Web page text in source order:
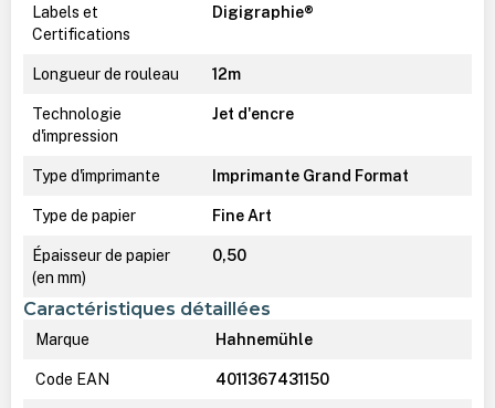
Labels et
Certifications
Digigraphie®
Longueur de rouleau 12m
Technologie
d'impression
Jet d'encre
Type d'imprimante Imprimante Grand Format
Type de papier Fine Art
Épaisseur de papier
(en mm)
0,50
Caractéristiques détaillées
Marque Hahnemühle
Code EAN 4011367431150